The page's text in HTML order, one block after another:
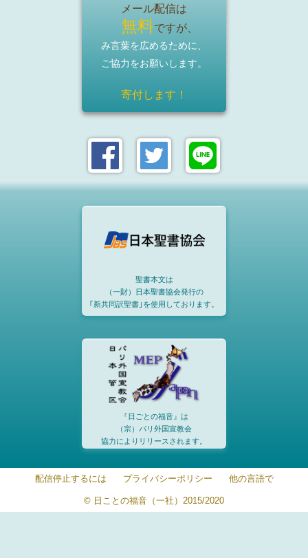
メール配信は
無料ですが、
み言葉を広めるために、
ご協力をお願いします。
寄付します！
聖書本文は
（一財）日本聖書協会発行の
｢新共同訳聖書｣を使用しております。
『日ごとの福音』は
（宗）パリ外国宣教会
協力によりリリースされます。
配信停止するには プライバシーポリシー 他の言語で
© 日ことの福音（一社）2015/2020